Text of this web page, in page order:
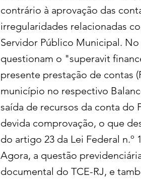
contrário à aprovação das
irregularidades relacionadas
Servidor Público Municipal.
questionam o "superavit
presente prestação de contas
município no respectivo
saída de recursos da conta do
devida comprovação, o que
do artigo 23 da Lei Federal
Agora, a questão
documental do TCE-RJ, e